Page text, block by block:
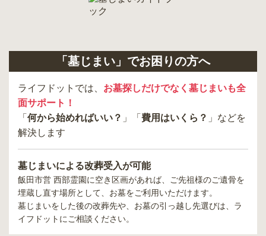
「墓じまい」でお困りの方へ
ライフドットでは、 お墓探しだけでなく墓じまいも全
面サポート！
「 何から始めればいい？ 」「 費用はいくら？ 」などを
解決します
墓じまいによる改葬受入が可能
飯田市営 西部霊園に空き区画があれば、ご先祖様のご遺骨を
埋蔵し直す場所として、お墓をご利用いただけます。
墓じまいをした後の改葬先や、お墓の引っ越し先選びは、ラ
イフドットにご相談ください。